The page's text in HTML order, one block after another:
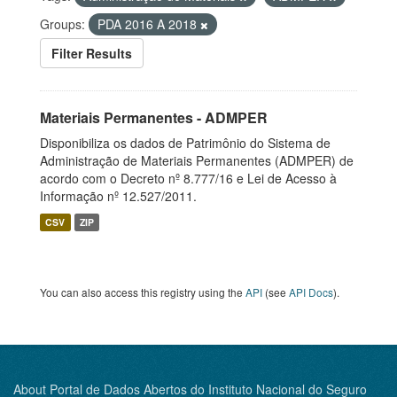
Groups:
PDA 2016 A 2018
Filter Results
Materiais Permanentes - ADMPER
Disponibiliza os dados de Patrimônio do Sistema de
Administração de Materiais Permanentes (ADMPER) de
acordo com o Decreto nº 8.777/16 e Lei de Acesso à
Informação nº 12.527/2011.
CSV ZIP
You can also access this registry using the API (see API Docs).
About Portal de Dados Abertos do Instituto Nacional do Seguro